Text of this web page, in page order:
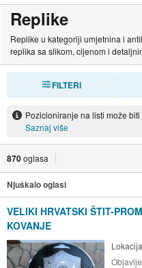
Replike
Replike u kategoriji umjetnina i
replika sa slikom, cijenom i
FILTERI
Pozicioniranje na listi može
Saznaj više
870oglasa
Njuškalo oglasi
VELIKI HRVATSKI ŠTIT-
KOVANJE